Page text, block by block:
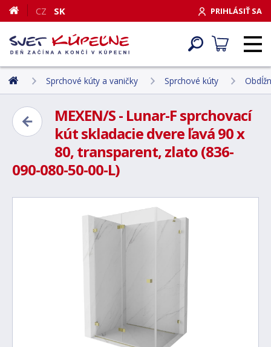
PRIHLÁSIŤ SA
CZ SK
Sprchové kúty a vaničky Sprchové kúty
MEXEN/S - Lunar-F sprchovací
kút skladacie dvere ľavá 90 x
80, transparent, zlato (836-
090-080-50-00-L)